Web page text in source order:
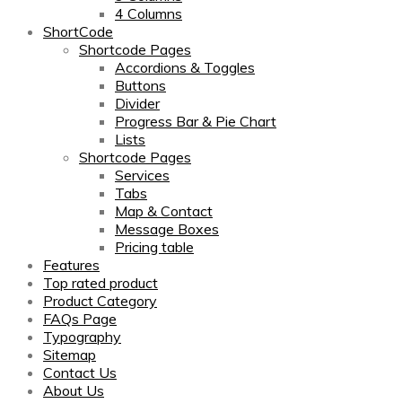
4 Columns
ShortCode
Shortcode Pages
Accordions & Toggles
Buttons
Divider
Progress Bar & Pie Chart
Lists
Shortcode Pages
Services
Tabs
Map & Contact
Message Boxes
Pricing table
Features
Top rated product
Product Category
FAQs Page
Typography
Sitemap
Contact Us
About Us